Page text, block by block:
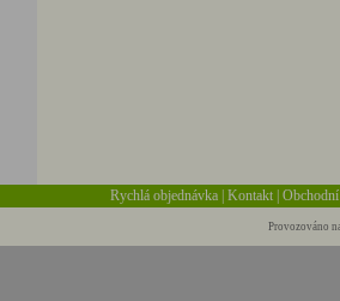
Rychlá objednávka |Kontakt |
Provozováno